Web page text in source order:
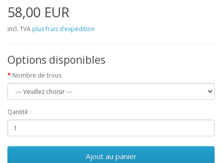
58,00 EUR
incl. TVA plus frais d’expédition
Options disponibles
Nombre de trous
Qantité :
Ajout au panier